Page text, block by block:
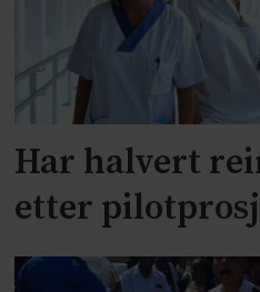
Har halvert
etter